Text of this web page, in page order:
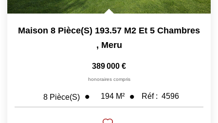
Maison 8 Pièce(s) 193.57 M2 Et 5 Chambres
, Meru
389 000 €
honoraires compris
8 Pièce(s) 194 M² Réf : 4596